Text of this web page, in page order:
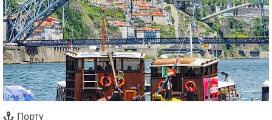
Порту